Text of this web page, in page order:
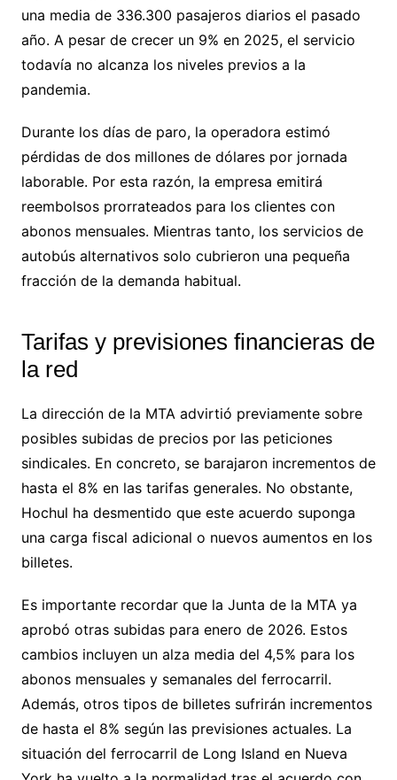
una media de 336.300 pasajeros diarios el pasado
año. A pesar de crecer un 9% en 2025, el servicio
todavía no alcanza los niveles previos a la
pandemia.
Durante los días de paro, la operadora estimó
pérdidas de dos millones de dólares por jornada
laborable. Por esta razón, la empresa emitirá
reembolsos prorrateados para los clientes con
abonos mensuales. Mientras tanto, los servicios de
autobús alternativos solo cubrieron una pequeña
fracción de la demanda habitual.
Tarifas y previsiones financieras de
la red
La dirección de la MTA advirtió previamente sobre
posibles subidas de precios por las peticiones
sindicales. En concreto, se barajaron incrementos de
hasta el 8% en las tarifas generales. No obstante,
Hochul ha desmentido que este acuerdo suponga
una carga fiscal adicional o nuevos aumentos en los
billetes.
Es importante recordar que la Junta de la MTA ya
aprobó otras subidas para enero de 2026. Estos
cambios incluyen un alza media del 4,5% para los
abonos mensuales y semanales del ferrocarril.
Además, otros tipos de billetes sufrirán incrementos
de hasta el 8% según las previsiones actuales. La
situación del ferrocarril de Long Island en Nueva